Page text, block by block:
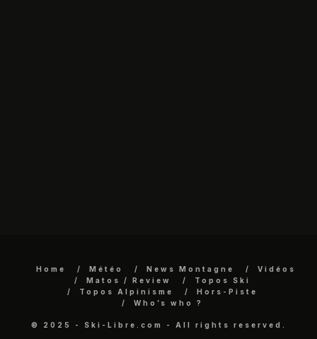
Home Météo News Montagne
Vidéos
Matos / Review
Topos Ski
Topos Alpinisme
Hors-Piste
Who’s who ?
© 2025 - Ski-Libre.com - All rights reserved.